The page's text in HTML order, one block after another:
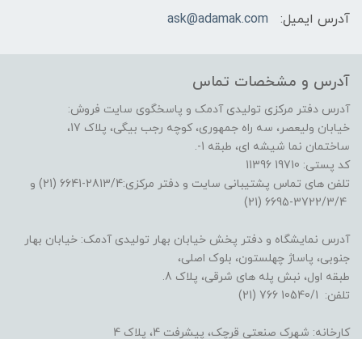
آدرس ایمیل:
ask@adamak.com
آدرس و مشخصات تماس
آدرس دفتر مرکزی تولیدی آدمک و پاسخگوی سایت فروش:
خیابان ولیعصر، سه راه جمهوری، کوچه رجب بیگی، پلاک 17،
ساختمان نما شیشه ای، طبقه 1-.
کد پستی: 19710 11396
تلفن های تماس پشتیبانی سایت و دفتر مرکزی:2813/4-6641 (21) و
آدرس نمایشگاه و دفتر پخش خیابان بهار تولیدی آدمک: خیابان بهار
جنوبی، پاساژ چهلستون، بلوک اصلی،
طبقه اول، نبش پله های شرقی، پلاک 8.
تلفن: 10540/1 766 (21)
کارخانه: شهرک صنعتی قرچک، پیشرفت 4، پلاک 4